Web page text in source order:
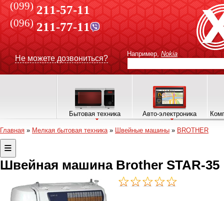
(099) 211-57-11
(096)211-77-11
Не можете дозвониться?
Например, Nokia
Бытовая техника Авто-электроника
Главная » Мелкая бытовая техника» Швейные машины » BROTHER
Швейная машина Brother STAR-35